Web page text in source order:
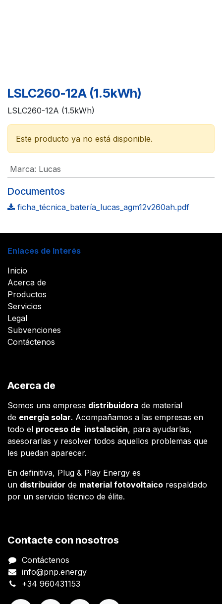
LSLC260-12A (1.5kWh)
LSLC260-12A (1.5kWh)
Este producto ya no está disponible.
Marca: Lucas
Documentos
ficha_técnica_batería_lucas_agm12v260ah.pdf
Enlaces de Interés
Inicio
Acerca de
Productos
Servicios
Legal
Subvenciones
Contáctenos
Acerca de
Somos una empresa distribuidora de material
de energía solar. Acompañamos a las empresas en
todo el proceso de instalación, para ayudarlas,
asesorarlas y resolver todos aquellos problemas que
les puedan aparecer.
En definitiva, Plug & Play Energy es
un distribuidor de material fotovoltaico respaldado
por un servicio técnico de élite.
Contacte con nosotros
Contáctenos
info@pnp.energy
+34 960431153